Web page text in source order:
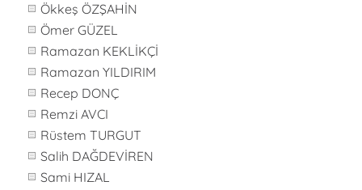
Ökkeş ÖZŞAHİN
Ömer GÜZEL
Ramazan KEKLİKÇİ
Ramazan YILDIRIM
Recep DONÇ
Remzi AVCI
Rüstem TURGUT
Salih DAĞDEVİREN
Sami HIZAL